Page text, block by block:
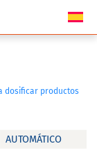
AUTOMÁTICO
dosificar productos